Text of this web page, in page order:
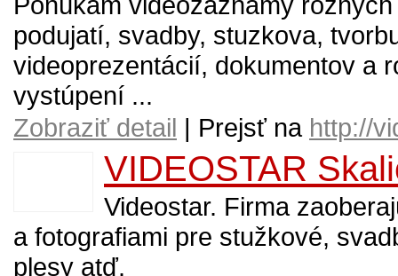
podujatí, svadby, stuzkova,
videoprezentácií, dokumentov a
vystúpení ...
Zobraziť detail | Prejsť na http://
VIDEOSTAR
Videostar. Firma
a fotografiami pre stužkové,
plesy atď.